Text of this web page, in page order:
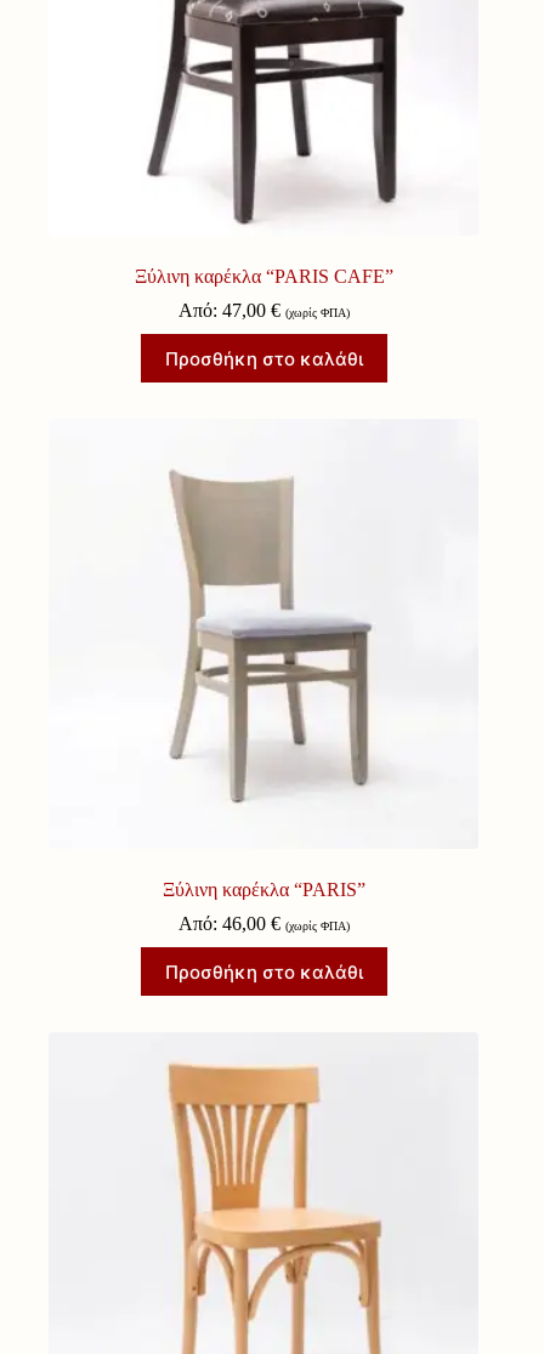
Ξύλινη καρέκλα “PARIS CAFE”
Από: 47,00 € (χωρίς ΦΠΑ)
Προσθήκη στο καλάθι
Ξύλινη καρέκλα “PARIS”
Από: 46,00 € (χωρίς ΦΠΑ)
Προσθήκη στο καλάθι